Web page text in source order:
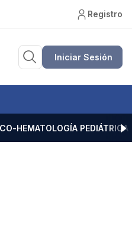
Registro
Iniciar Sesión
HEMATOLOGÍA PEDIÁTRICA